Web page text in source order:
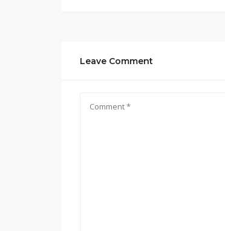
Leave Comment